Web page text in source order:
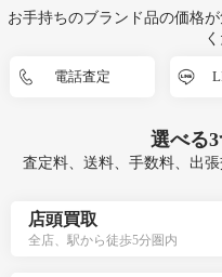
お手持ちのブランド品の価格
電話査定
選べる
査定料、送料、手数料、出
店頭買取
全店、駅から徒歩5分圏内